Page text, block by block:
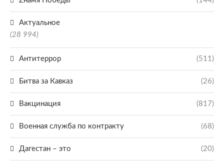
Актуальное
(28 994)
Антитеррор (511)
Битва за Кавказ (26)
Вакцинация (817)
Военная служба по контракту (68)
Дагестан – это (20)